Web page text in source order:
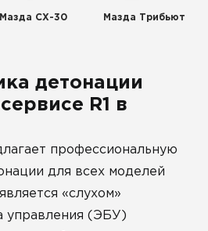
Мазда СХ-30 Мазда Трибьют
детонации
R1 в
профессиональную
для всех моделей
«слухом»
управления (ЭБУ)